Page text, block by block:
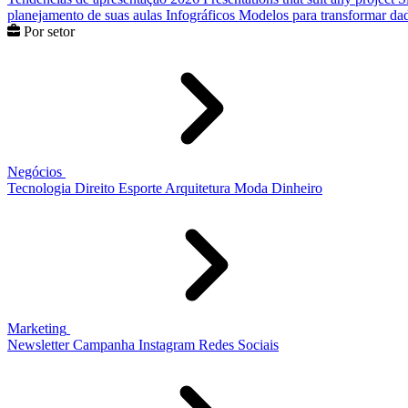
planejamento de suas aulas Infográficos Modelos para transformar
Por setor
Negócios
Tecnologia Direito Esporte Arquitetura Moda Dinheiro
Marketing
Newsletter Campanha Instagram Redes Sociais